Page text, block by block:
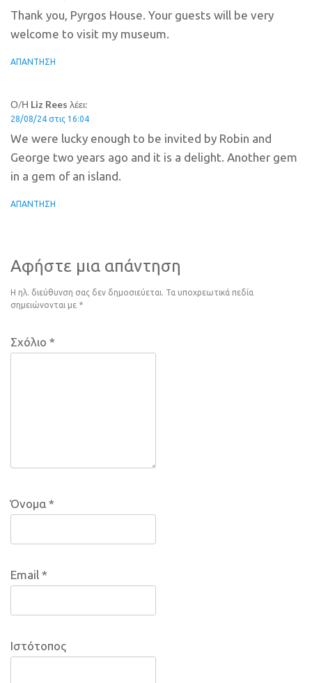
Thank you, Pyrgos House. Your guests will be very
welcome to visit my museum.
ΑΠΆΝΤΗΣΗ
Ο/Η Liz Rees λέει:
28/08/24 στις 16:04
We were lucky enough to be invited by Robin and
George two years ago and it is a delight. Another gem
in a gem of an island.
ΑΠΆΝΤΗΣΗ
Αφήστε μια απάντηση
Η ηλ. διεύθυνση σας δεν δημοσιεύεται.
Τα υποχρεωτικά πεδία
σημειώνονται με *
Σχόλιο *
Όνομα *
Email *
Ιστότοπος